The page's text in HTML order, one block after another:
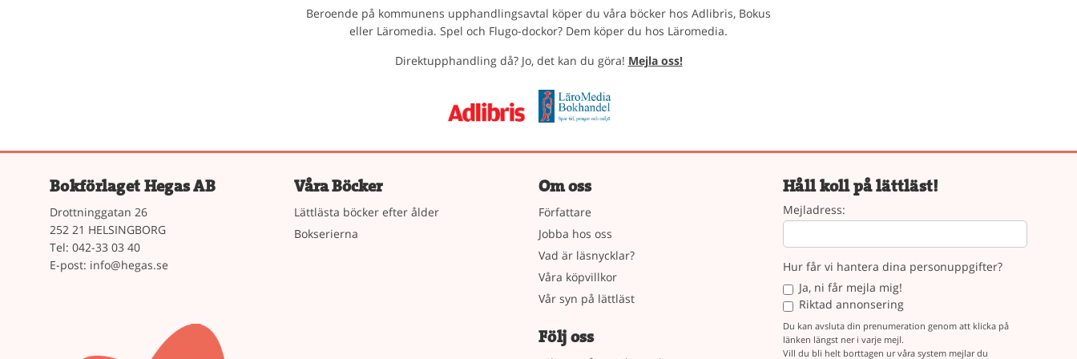
Beroende på kommunens upphandlingsavtal köper du våra böcker hos Adlibris, Bokus
eller Läromedia. Spel och Flugo-dockor? Dem köper du hos Läromedia.
Direktupphandling då? Jo, det kan du göra! Mejla oss!
Bokförlaget Hegas AB
Drottninggatan 26
252 21 HELSINGBORG
Tel: 042-33 03 40
E-post: info@hegas.se
Våra Böcker
Lättlästa böcker efter ålder
Bokserierna
Om oss
Författare
Jobba hos oss
Vad är läsnycklar?
Våra köpvillkor
Vår syn på lättläst
Följ oss
Håll koll på lättläst!
Mejladress:
Hur får vi hantera dina personuppgifter?
Ja, ni får mejla mig!
Riktad annonsering
Du kan avsluta din prenumeration genom att klicka på
länken längst ner i varje mejl.
Vill du bli helt borttagen ur våra system mejlar du